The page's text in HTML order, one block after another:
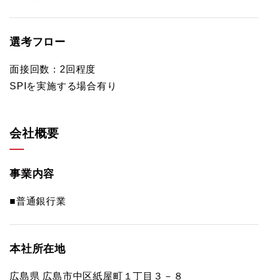
選考フロー
面接回数：2回程度
SPIを実施する場合有り
会社概要
事業内容
■普通銀行業
本社所在地
広島県 広島市中区紙屋町１丁目３－８